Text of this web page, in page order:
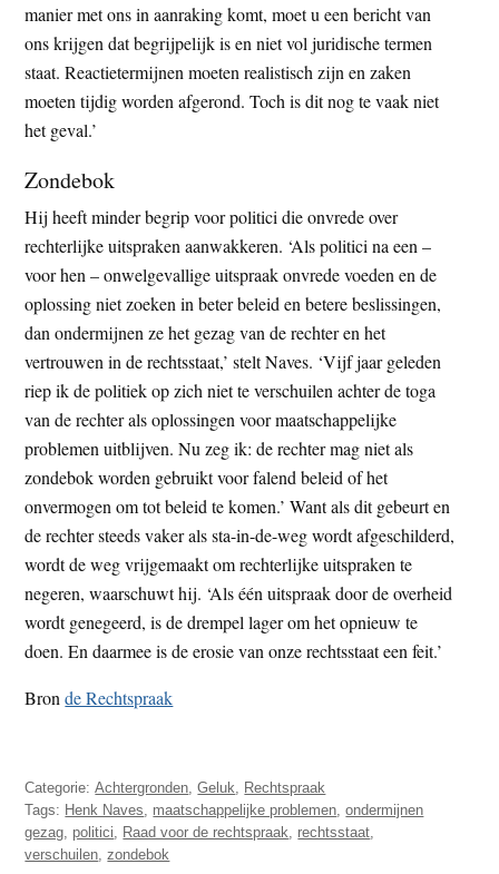
manier met ons in aanraking komt, moet u een bericht van
ons krijgen dat begrijpelijk is en niet vol juridische termen
staat. Reactietermijnen moeten realistisch zijn en zaken
moeten tijdig worden afgerond. Toch is dit nog te vaak niet
het geval.’
Zondebok
Hij heeft minder begrip voor politici die onvrede over
rechterlijke uitspraken aanwakkeren. ‘Als politici na een –
voor hen – onwelgevallige uitspraak onvrede voeden en de
oplossing niet zoeken in beter beleid en betere beslissingen,
dan ondermijnen ze het gezag van de rechter en het
vertrouwen in de rechtsstaat,’ stelt Naves. ‘Vijf jaar geleden
riep ik de politiek op zich niet te verschuilen achter de toga
van de rechter als oplossingen voor maatschappelijke
problemen uitblijven. Nu zeg ik: de rechter mag niet als
zondebok worden gebruikt voor falend beleid of het
onvermogen om tot beleid te komen.’ Want als dit gebeurt en
de rechter steeds vaker als sta-in-de-weg wordt afgeschilderd,
wordt de weg vrijgemaakt om rechterlijke uitspraken te
negeren, waarschuwt hij. ‘Als één uitspraak door de overheid
wordt genegeerd, is de drempel lager om het opnieuw te
doen. En daarmee is de erosie van onze rechtsstaat een feit.’
Bronde Rechtspraak
Categorie:Achtergronden ,Geluk
Rechtspraak
Tags: Henk Naves maatschappelijke problemen ,ondermijnen
gezag politici Raad voor de rechtspraak rechtsstaat
verschuilen ,zondebok